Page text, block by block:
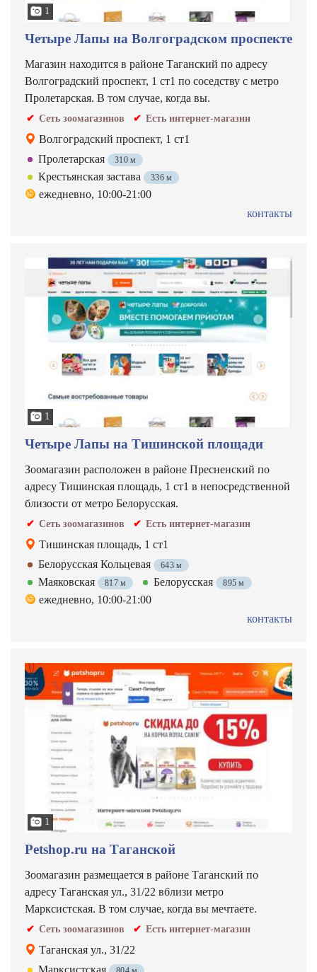
1
Четыре Лапы на Волгоградском проспекте
Магазин находится в районе Таганский по адресу
Волгоградский проспект, 1 ст1 по соседству с метро
Пролетарская. В том случае, когда вы.
Сеть зоомагазинов Есть интернет-магазин
Волгоградский проспект, 1 ст1
Пролетарская
310 м
Крестьянская застава 336 м
ежедневно, 10:00-21:00
контакты
1
Четыре Лапы на Тишинской площади
Зоомагазин расположен в районе Пресненский по
адресу Тишинская площадь, 1 ст1 в непосредственной
близости от метро Белорусская.
Сеть зоомагазинов Есть интернет-магазин
Тишинская площадь, 1 ст1
Белорусская Кольцевая
643 м
Маяковская 817 м Белорусская 895 м
ежедневно, 10:00-21:00
контакты
1
Petshop.ru на Таганской
Зоомагазин размещается в районе Таганский по
адресу Таганская ул., 31/22 вблизи метро
Марксистская. В том случае, когда вы мечтаете.
Сеть зоомагазинов Есть интернет-магазин
Таганская ул., 31/22
Марксистская